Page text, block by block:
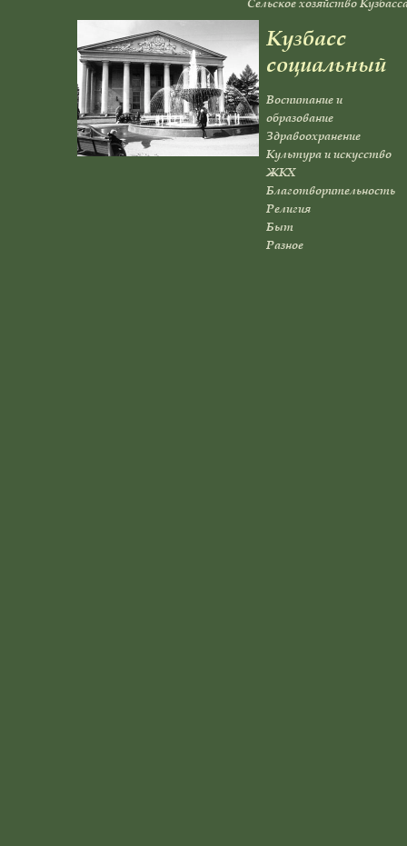
Сельское хозяйство
Кузбасс
социальный
Воспитание и
образование
Здравоохранение
Культура и искусство
ЖКХ
Благотворительность
Религия
Быт
Разное